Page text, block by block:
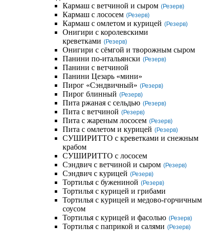
Кармаш с ветчиной и сыром (Резерв)
Кармаш с лососем (Резерв)
Кармаш с омлетом и курицей (Резерв)
Онигири с королевскими
креветками (Резерв)
Онигири с сёмгой и творожным сыром
Панини по-итальянски (Резерв)
Панини с ветчиной
Панини Цезарь «мини»
Пирог «Сэндвичный» (Резерв)
Пирог блинный (Резерв)
Пита ржаная с сельдью (Резерв)
Пита с ветчиной (Резерв)
Пита с жареным лососем (Резерв)
Пита с омлетом и курицей (Резерв)
СУШИРИТТО с креветками и снежным
крабом
СУШИРИТТО с лососем
Сэндвич с ветчиной и сыром (Резерв)
Сэндвич с курицей (Резерв)
Тортилья с бужениной (Резерв)
Тортилья с курицей и грибами
Тортилья с курицей и медово-горчичным
соусом
Тортилья с курицей и фасолью (Резерв)
Тортилья с паприкой и салями (Резерв)